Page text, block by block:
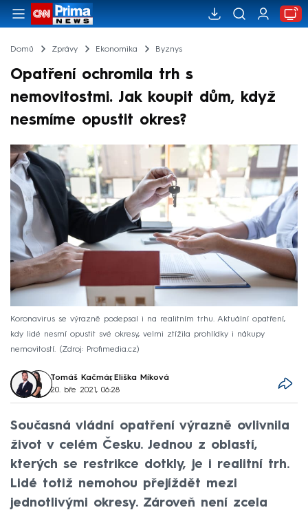
Domů Zprávy Ekonomika Byznys
Opatření ochromila trh s
nemovitostmi. Jak koupit dům, když
nesmíme opustit okres?
Koronavirus se výrazně podepsal i na realitním trhu. Aktuální opatření,
kdy lidé nesmí opustit své okresy, velmi ztížila prohlídky i nákupy
nemovitostí.
Zdroj: Profimedia.cz
Tomáš Kačmár, Eliška Míková
20. bře 2021, 06:28
Současná vládní opatření výrazně ovlivnila
život v celém Česku. Jednou z oblastí,
kterých se restrikce dotkly, je i realitní trh.
Lidé totiž nemohou přejíždět mezi
jednotlivými okresy. Zároveň není zcela